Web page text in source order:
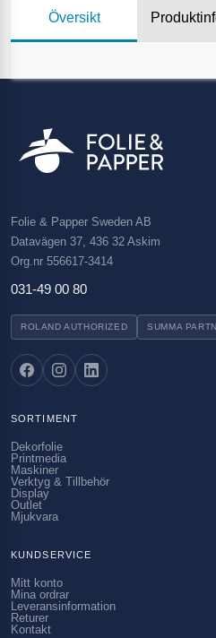
Översikt
Folie & Papper Sweden AB
Datavägen 37, 436 32 Askim
Org.nr 556617-3414
031-49 00 80
ROLAND AUTHORIZED SUMMA
SORTIMENT
Dekorfolie
Printmedia
Maskiner
Verktyg & Tillbehör
Display
Outlet
Mjukvara
KUNDSERVICE
Mitt konto
Mina ordrar
Leveransinformation
Returer
Kontakt